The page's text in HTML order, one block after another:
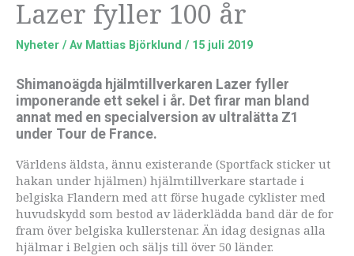
Lazer fyller 100 år
Nyheter / Av Mattias Björklund / 15 juli 2019
Shimanoägda hjälmtillverkaren Lazer fyller
imponerande ett sekel i år. Det firar man bland
annat med en specialversion av ultralätta Z1
under Tour de France.
Världens äldsta, ännu existerande (Sportfack sticker ut
hakan under hjälmen) hjälmtillverkare startade i
belgiska Flandern med att förse hugade cyklister med
huvudskydd som bestod av läderklädda band där de for
fram över belgiska kullerstenar. Än idag designas alla
hjälmar i Belgien och säljs till över 50 länder.